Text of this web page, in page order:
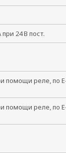
при 24 В пост.
помощи реле, по
помощи реле, по